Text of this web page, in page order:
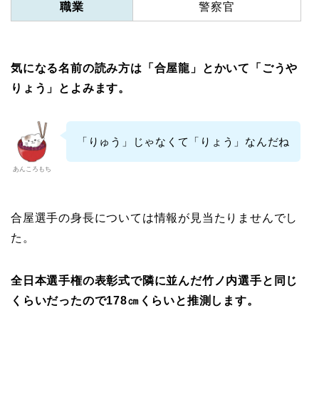
職業 警察官
気になる名前の読み方は「合屋龍」とかいて「ごうや
りょう」とよみます。
あんころもち
「りゅう」じゃなくて「りょう」なんだね
合屋選手の身長については情報が見当たりませんでし
た。
全日本選手権の表彰式で隣に並んだ竹ノ内選手と同じ
くらいだったので178㎝くらいと推測します。